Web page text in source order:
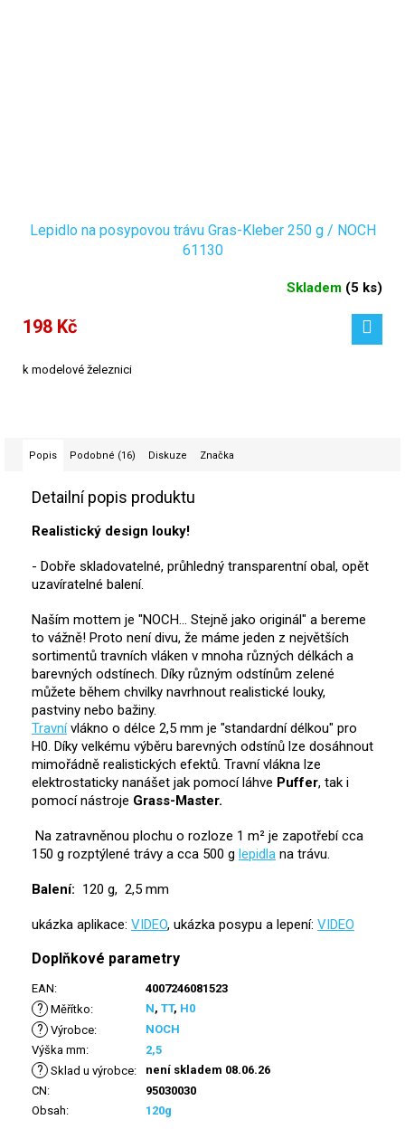
Lepidlo na posypovou trávu Gras-Kleber 250 g / NOCH
61130
Skladem (5 ks)
198 Kč
k modelové železnici
Popis Podobné (16) Diskuze Značka
Detailní popis produktu
Realistický design louky!
- Dobře skladovatelné, průhledný transparentní obal, opět
uzavíratelné balení.
Naším mottem je "NOCH... Stejně jako originál" a bereme
to vážně! Proto není divu, že máme jeden z největších
sortimentů travních vláken v mnoha různých délkách a
barevných odstínech. Díky různým odstínům zelené
můžete během chvilky navrhnout realistické louky,
pastviny nebo bažiny.
Travnívlákno o délce 2,5 mm je "standardní délkou" pro
H0. Díky velkému výběru barevných odstínů lze dosáhnout
mimořádně realistických efektů. Travní vlákna lze
elektrostaticky nanášet jak pomocí láhve Puffer, tak i
pomocí nástroje Grass-Master.
Na zatravněnou plochu o rozloze 1 m² je zapotřebí cca
150 g rozptýlené trávy a cca 500 g lepidla na trávu.
Balení: 120 g, 2,5 mm
ukázka aplikace: VIDEO, ukázka posypu a lepení: VIDEO
Doplňkové parametry
EAN: 4007246081523
? Měřítko: N, TT, H0
? Výrobce:
NOCH
Výška mm: 2,5
? Sklad u výrobce:
není skladem 08.06.26
CN:
95030030
Obsah: 120g